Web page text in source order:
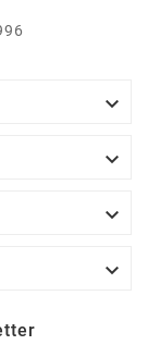



